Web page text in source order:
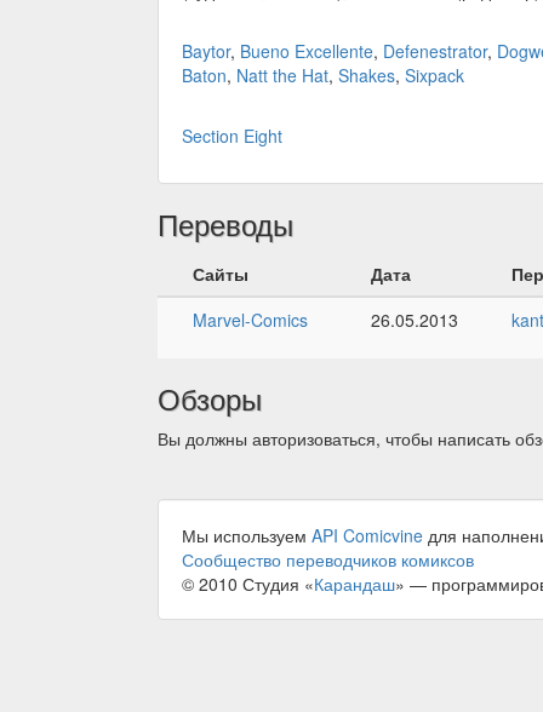
Baytor, Bueno Excellente, Defenestrator,
Baton, Natt the Hat, Shakes, Sixpack
Section Eight
Переводы
Сайты Дата
Marvel-Comics
26.05.2013
Обзоры
Вы должны авторизоваться, чтобы написать
Мы используем API Comicvine для
Сообщество переводчиков комиксов
© 2010 Студия «Карандаш» —